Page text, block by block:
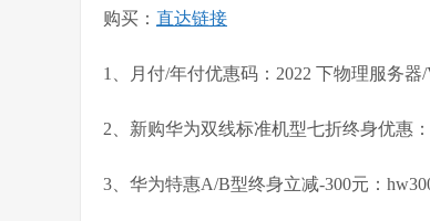
购买： 直达链接
1、月付/年付优惠码：2022 下物理服务
2、新购华为双线标准机型七折终身优惠：
3、华为特惠A/B型终身立减-300元：